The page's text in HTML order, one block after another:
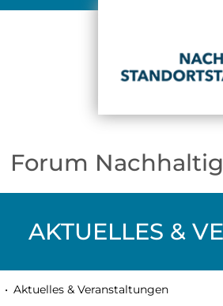
Forum
AKTUELLES &
• Aktuelles & Veranstaltungen